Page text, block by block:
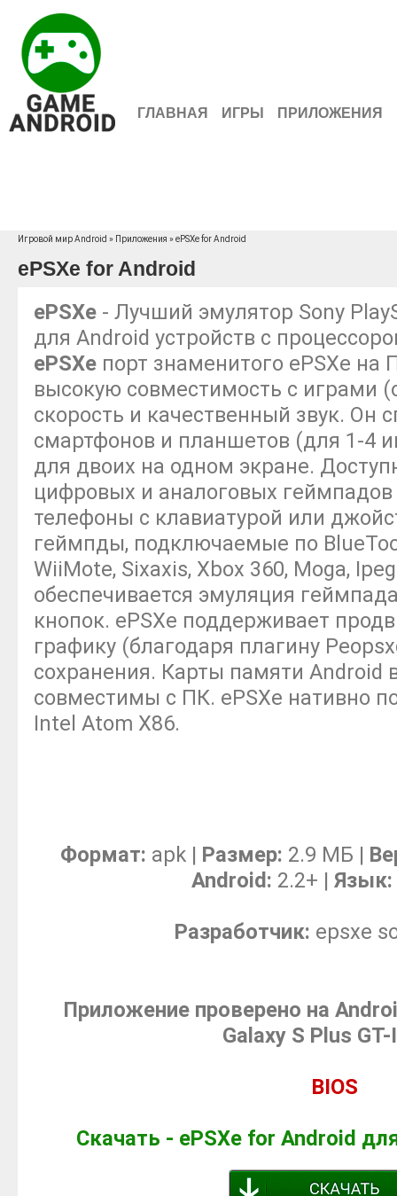
ГЛАВНАЯ ИГРЫ ПРИЛОЖЕНИЯ
Игровой мир Android » Приложения » ePSXe for Android
ePSXe for Android
ePSXe - Лучший эмулятор Sony
для Android устройств с
ePSXe порт знаменитого ePSXe на
высокую совместимость с играми
скорость и качественный звук. Он
смартфонов и планшетов (для 1-4
для двоих на одном экране.
цифровых и аналоговых
телефоны с клавиатурой или
геймпды, подключаемые по
WiiMote, Sixaxis, Xbox 360, Moga,
обеспечивается эмуляция
кнопок. ePSXe поддерживает
графику (благодаря плагину
сохранения. Карты памяти Android
совместимы с ПК. ePSXe нативно
Intel Atom X86.
Формат: apk | Размер: 2.9 МБ |
Android: 2.2+ | Язык:
Разработчик: epsxe
Приложение проверено на
Galaxy S Plus
BIOS
Скачать - ePSXe for Android